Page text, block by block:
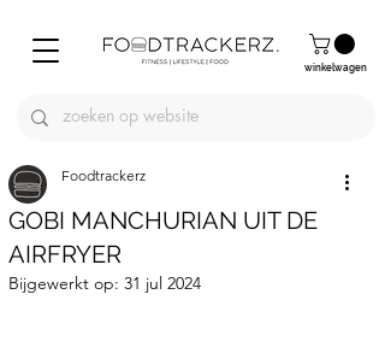
winkelwagen
GOBI MANCHURIAN UIT DE
AIRFRYER
Foodtrackerz
Bijgewerkt op: 31 jul 2024